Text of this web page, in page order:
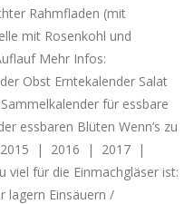
Rahmfladen (mit
mit Rosenkohl und
Mehr Infos:
Obst Erntekalender Salat
für essbare
essbaren Blüten Wenn’s zu
2015 | 2016 | 2017 |
für die Einmachgläser ist:
lagern Einsäuern /